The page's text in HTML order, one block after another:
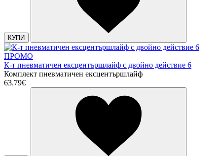
КУПИ
ПРОМО
К-т пневматичен ексцентършлайф с двойно действие 6
Комплект пневматичен ексцентършлайф
63.79€